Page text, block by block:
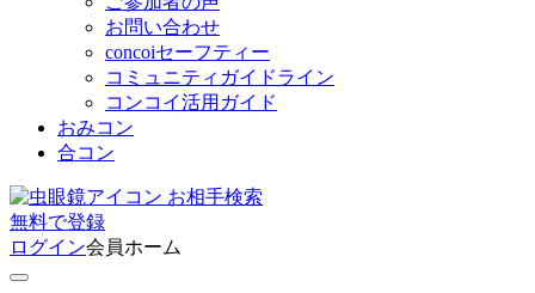
お問い合わせ
concoiセーフティー
コミュニティガイドライン
コンコイ活用ガイド
おみコン
合コン
お相手検索
無料で登録
ログイン会員ホーム